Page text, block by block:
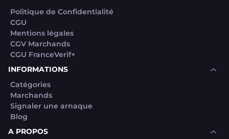
Politique de Confidentialité
CGU
Mentions légales
CGV Marchands
CGU FranceVerif+
INFORMATIONS
Catégories
Marchands
Signaler une arnaque
Blog
A PROPOS